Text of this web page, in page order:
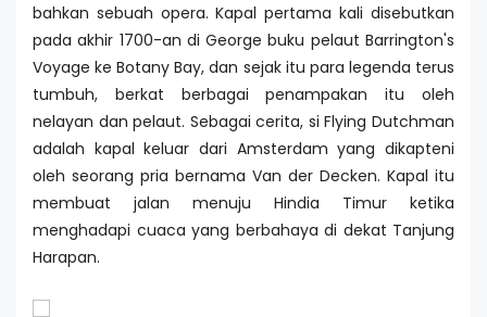
bahkan sebuah opera. Kapal pertama kali disebutkan
pada akhir 1700-an di George buku pelaut Barrington's
Voyage ke Botany Bay, dan sejak itu para legenda terus
tumbuh, berkat berbagai penampakan itu oleh
nelayan dan pelaut. Sebagai cerita, si Flying Dutchman
adalah kapal keluar dari Amsterdam yang dikapteni
oleh seorang pria bernama Van der Decken. Kapal itu
membuat jalan menuju Hindia Timur ketika
menghadapi cuaca yang berbahaya di dekat Tanjung
Harapan.